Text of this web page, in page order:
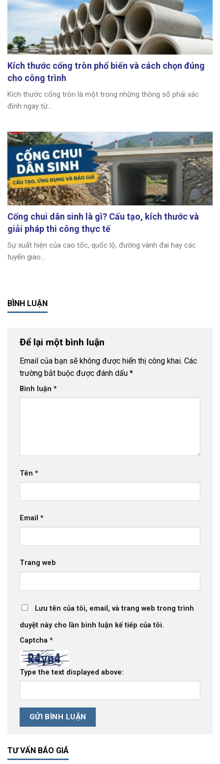
Kích thước cống tròn phổ biến và cách chọn đúng
cho công trình
Kích thước cống tròn là một trong những thông số phải xác
định ngay từ...
Cống chui dân sinh là gì? Cấu tạo, kích thước và
giải pháp thi công thực tế
Sự xuất hiện của cao tốc, quốc lộ, đường vành đai hay các
tuyến giao...
BÌNH LUẬN
Để lại một bình luận
Email của bạn sẽ không được hiển thị công khai. Các
trường bắt buộc được đánh dấu *
Bình luận *
Tên *
Email *
Trang web
Lưu tên của tôi, email, và trang web trong trình
duyệt này cho lần bình luận kế tiếp của tôi.
Captcha *
Type the text displayed above:
TƯ VẤN BÁO GIÁ